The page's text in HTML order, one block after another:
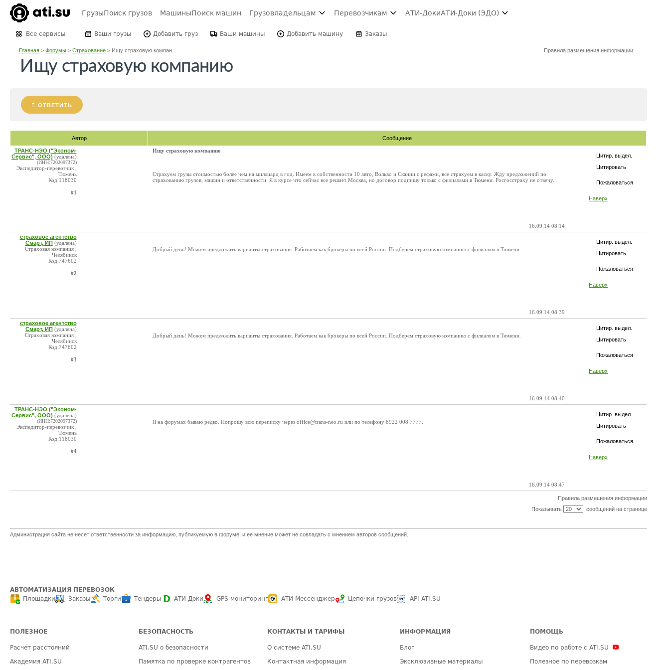
ГрузыПоиск грузов МашиныПоиск машин Грузовладельцам Перевозчикам АТИ-ДокиАТИ-Доки (ЭДО)
Все сервисы Ваши грузы Добавить груз Ваши машины Добавить машину Заказы
Главная >Форумы >Страхование > Ищу страховую компан... Правила размещения информации
Ищу страховую компанию
ОТВЕТИТЬ
Автор Сообщение
Цитир. выдел.
Цитировать
Пожаловаться
Наверх
ТРАНС-НЭО ("Эконом-
Сервис", ООО) (удалена)
(ИНН:7202097372)
Экспедитор-перевозчик ,
Тюмень
Код:118030
#1
Ищу страховую компанию
Страхуем грузы стоимостью более чем на миллиард в год. Имеем в собственности 10 авто, Вольво и Скании с рефами, все страхуем в каску. Жду предложений по
страхованию грузов, машин и ответственности. Я в курсе что сейчас все решает Москва, но договор подпишу только с филиалами в Тюмени. Росгосстраху не отвечу.
16.09.14 08:14
Цитир. выдел.
Цитировать
Пожаловаться
Наверх
страховое агентство
Смарт, ИП (удалена)
Страховая компания ,
Челябинск
Код:747602
#2
Добрый день! Можем предложить варианты страхования. Работаем как брокеры по всей России. Подберем страховую компанию с филиалом в Тюмени.
16.09.14 08:39
Цитир. выдел.
Цитировать
Пожаловаться
Наверх
страховое агентство
Смарт, ИП (удалена)
Страховая компания ,
Челябинск
Код:747602
#3
Добрый день! Можем предложить варианты страхования. Работаем как брокеры по всей России. Подберем страховую компанию с филиалом в Тюмени.
16.09.14 08:40
Цитир. выдел.
Цитировать
Пожаловаться
Наверх
ТРАНС-НЭО ("Эконом-
Сервис", ООО) (удалена)
(ИНН:7202097372)
Экспедитор-перевозчик ,
Тюмень
Код:118030
#4
Я на форумах бываю редко. Попрошу всю переписку через office@trans-neo.ru или по телефону 8922 008 7777.
16.09.14 08:47
Правила размещения информации
Показывать
сообщений на странице
Администрация сайта не несет ответственности за информацию, публикуемую в форуме, и ее мнение может не совпадать с мнением авторов сообщений.
АВТОМАТИЗАЦИЯ ПЕРЕВОЗОК
Площадки
Заказы Торги Тендеры АТИ-Доки GPS-мониторинг АТИ Мессенджер Цепочки грузов API ATI.SU
ПОЛЕЗНОЕ
Расчет расстояний
Академия ATI.SU
БЕЗОПАСНОСТЬ
ATI.SU о безопасности
Памятка по проверке контрагентов
КОНТАКТЫ И ТАРИФЫ
О системе ATI.SU
Контактная информация
ИНФОРМАЦИЯ
Блог
Эксклюзивные материалы
ПОМОЩЬ
Видео по работе с ATI.SU
Полезное по перевозкам